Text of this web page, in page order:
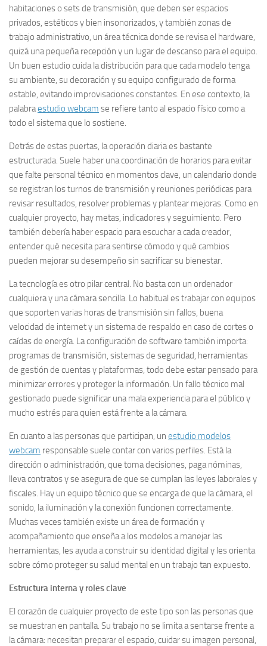
habitaciones o sets de transmisión, que deben ser espacios
privados, estéticos y bien insonorizados, y también zonas de
trabajo administrativo, un área técnica donde se revisa el hardware,
quizá una pequeña recepción y un lugar de descanso para el equipo.
Un buen estudio cuida la distribución para que cada modelo tenga
su ambiente, su decoración y su equipo configurado de forma
estable, evitando improvisaciones constantes. En ese contexto, la
palabraestudio webcam se refiere tanto al espacio físico como a
todo el sistema que lo sostiene.
Detrás de estas puertas, la operación diaria es bastante
estructurada. Suele haber una coordinación de horarios para evitar
que falte personal técnico en momentos clave, un calendario donde
se registran los turnos de transmisión y reuniones periódicas para
revisar resultados, resolver problemas y plantear mejoras. Como en
cualquier proyecto, hay metas, indicadores y seguimiento. Pero
también debería haber espacio para escuchar a cada creador,
entender qué necesita para sentirse cómodo y qué cambios
pueden mejorar su desempeño sin sacrificar su bienestar.
La tecnología es otro pilar central. No basta con un ordenador
cualquiera y una cámara sencilla. Lo habitual es trabajar con equipos
que soporten varias horas de transmisión sin fallos, buena
velocidad de internet y un sistema de respaldo en caso de cortes o
caídas de energía. La configuración de software también importa:
programas de transmisión, sistemas de seguridad, herramientas
de gestión de cuentas y plataformas, todo debe estar pensado para
minimizar errores y proteger la información. Un fallo técnico mal
gestionado puede significar una mala experiencia para el público y
mucho estrés para quien está frente a la cámara.
En cuanto a las personas que participan, un estudio modelos
webcam responsable suele contar con varios perfiles. Está la
dirección o administración, que toma decisiones, paga nóminas,
lleva contratos y se asegura de que se cumplan las leyes laborales y
fiscales. Hay un equipo técnico que se encarga de que la cámara, el
sonido, la iluminación y la conexión funcionen correctamente.
Muchas veces también existe un área de formación y
acompañamiento que enseña a los modelos a manejar las
herramientas, les ayuda a construir su identidad digital y les orienta
sobre cómo proteger su salud mental en un trabajo tan expuesto.
Estructura interna y roles clave
El corazón de cualquier proyecto de este tipo son las personas que
se muestran en pantalla. Su trabajo no se limita a sentarse frente a
la cámara: necesitan preparar el espacio, cuidar su imagen personal,